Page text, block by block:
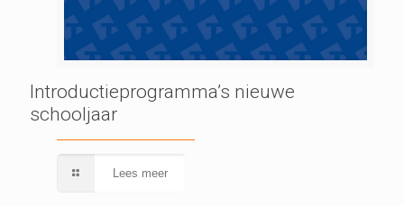
Introductieprogramma’s nieuwe
schooljaar
Lees meer